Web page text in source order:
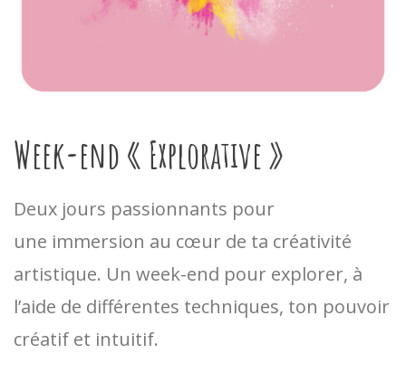
Week-end « Explorative »
Deux jours passionnants pour
une immersion au cœur de ta créativité
artistique. Un week-end pour explorer, à
l’aide de différentes techniques, ton pouvoir
créatif et intuitif.